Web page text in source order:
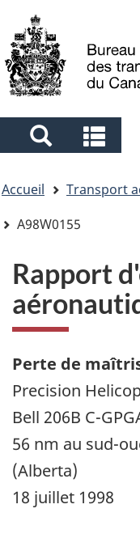
Sélection
de
la
langue
Search
and
menus
and
êtes
ici
Accueil Transport
A98W0155
Rapport
Perte de
Precision
Bell 206B C-
56 nm au sud-
(Alberta)
18 juillet 1998